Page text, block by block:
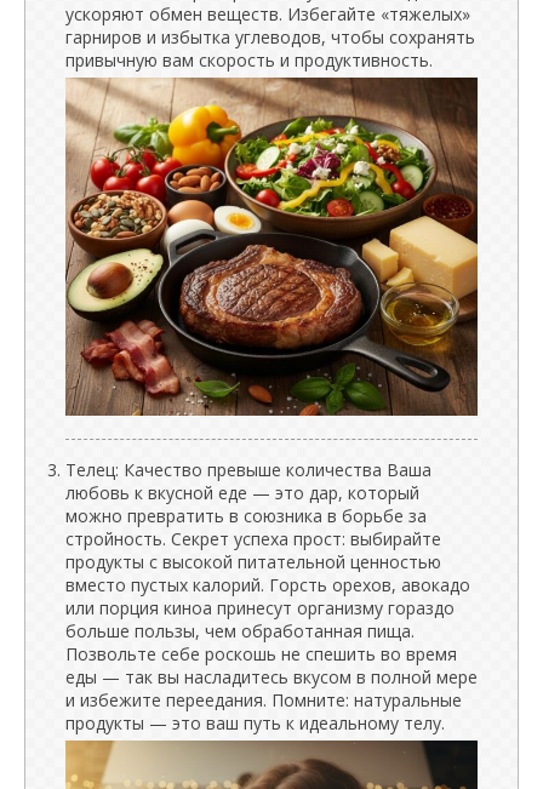
ускоряют обмен веществ. Избегайте «тяжелых»
гарниров и избытка углеводов, чтобы сохранять
привычную вам скорость и продуктивность.
Телец: Качество превыше количества Ваша
любовь к вкусной еде — это дар, который
можно превратить в союзника в борьбе за
стройность. Секрет успеха прост: выбирайте
продукты с высокой питательной ценностью
вместо пустых калорий. Горсть орехов, авокадо
или порция киноа принесут организму гораздо
больше пользы, чем обработанная пища.
Позвольте себе роскошь не спешить во время
еды — так вы насладитесь вкусом в полной мере
и избежите переедания. Помните: натуральные
продукты — это ваш путь к идеальному телу.